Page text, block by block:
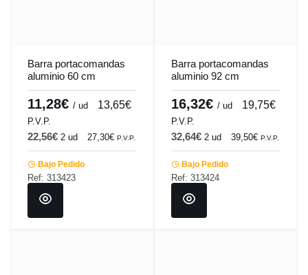
Barra portacomandas
aluminio 60 cm
Pro.cooker
11,28€ / ud 13,65€
P.V.P.
22,56€ 2 ud 27,30€ P.V.P.
Bajo Pedido
Ref: 313423
Barra portacomandas
aluminio 92 cm
Pro.cooker
16,32€ / ud 19,75€
P.V.P.
32,64€ 2 ud 39,50€ P.V.P.
Bajo Pedido
Ref: 313424